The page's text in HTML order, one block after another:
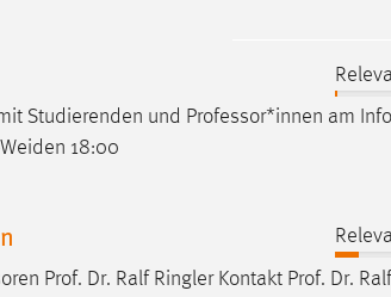
Studierenden und Professor*innen am
18:00
Prof. Dr. Ralf Ringler Kontakt Prof. Dr.